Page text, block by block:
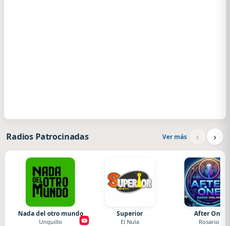
Radios Patrocinadas Ver más ‹ ›
Nada del otro mundo
Unquillo
Superior
El Nula
After One
Rosario